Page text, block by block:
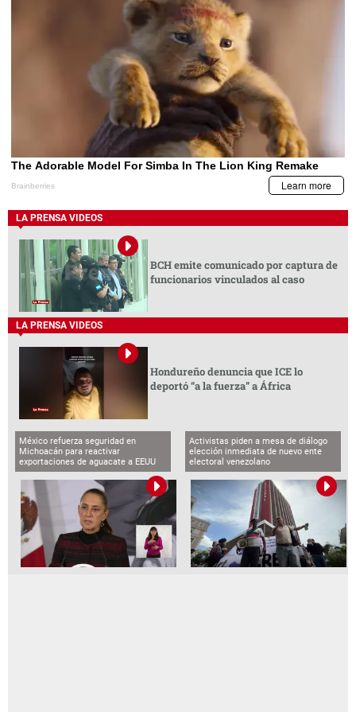
LA PRENSA VIDEOS
BCH emite comunicado por captura de
funcionarios vinculados al caso
LA PRENSA VIDEOS
Hondureño denuncia que ICE lo
deportó “a la fuerza” a África
México refuerza seguridad en
Michoacán para reactivar
exportaciones de aguacate a EEUU
Activistas piden a mesa de diálogo
elección inmediata de nuevo ente
electoral venezolano